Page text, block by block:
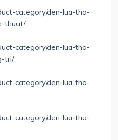
category/den-lua-tha-
thuat/
category/den-lua-tha-
tri/
category/den-lua-tha-
category/den-lua-tha-